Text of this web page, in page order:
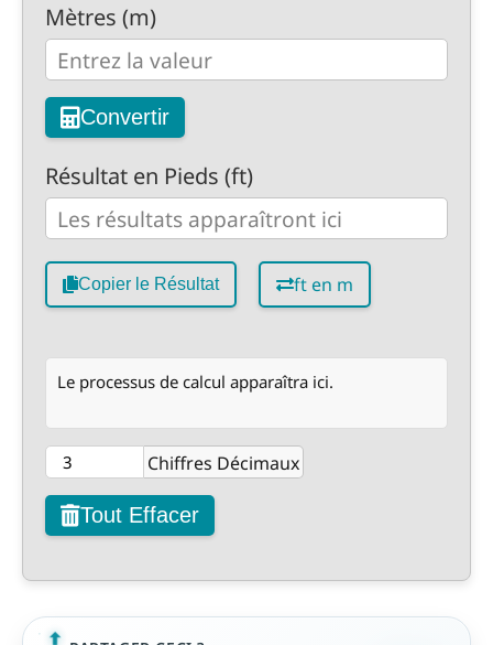
Mètres (m)
Convertir
Résultat en Pieds (ft)
Copier le Résultat ft en m
Le processus de calcul apparaîtra ici.
Chiffres Décimaux
Tout Effacer